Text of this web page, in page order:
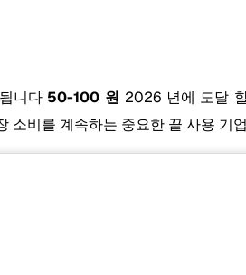
니다 50-100 원 2026 년에 도달
비를 계속하는 중요한 끝 사용 기